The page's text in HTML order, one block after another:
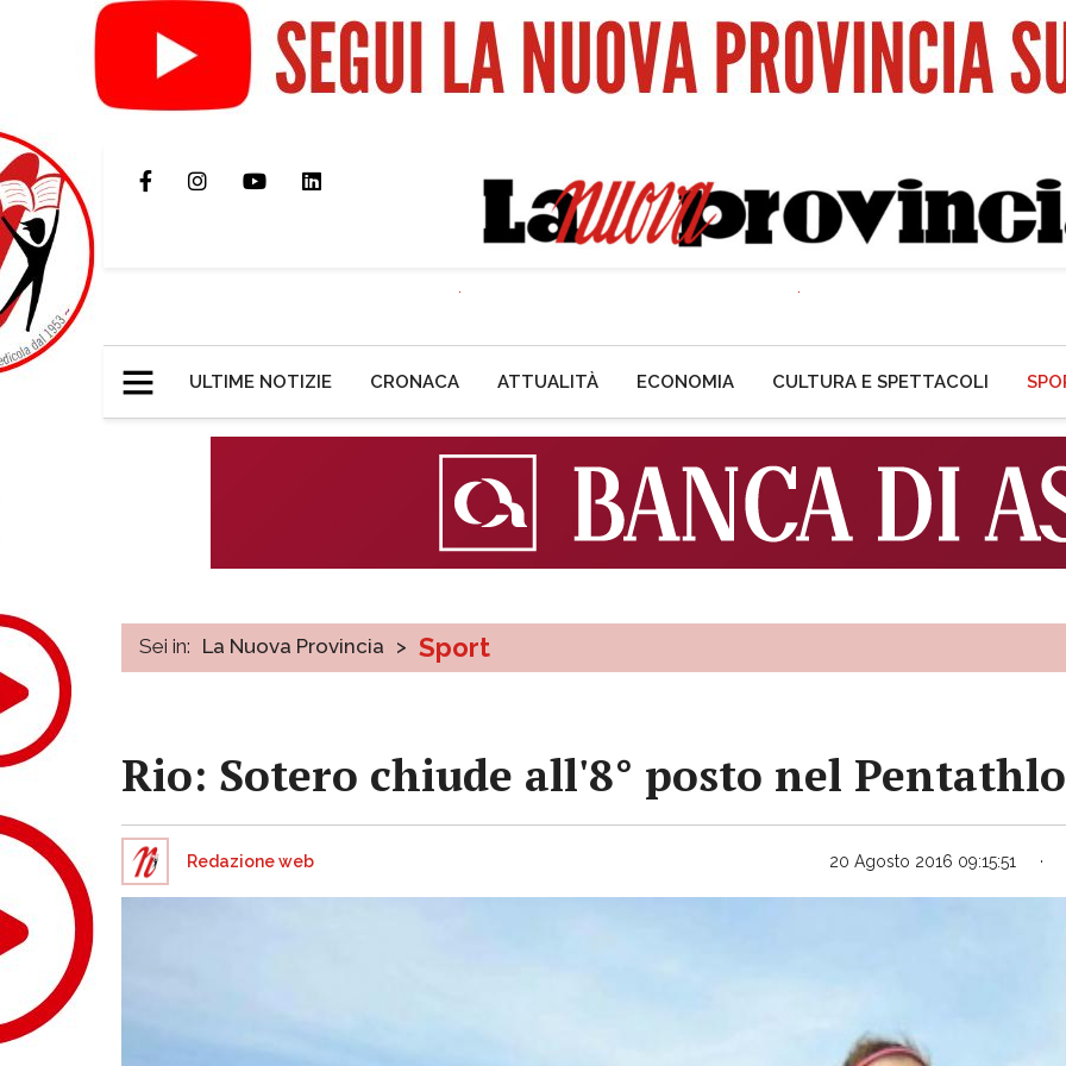
ULTIME NOTIZIE CRONACA ATTUALITÀ ECONOMIA CULTURA E SPETTACOLI
Sei in: La Nuova Provincia > Sport
Rio: Sotero chiude all'8° posto nel
Redazione web 20 Agosto 2016 09:15:51